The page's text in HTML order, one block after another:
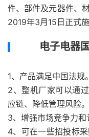
件、部件及元器件、
2019年3月15日正式施
电子电器国
1、产品满足中国法规。
2、整机厂家可以通
应链、降低管理风险。
3、增强市场竞争力和
4、可在一些招投标